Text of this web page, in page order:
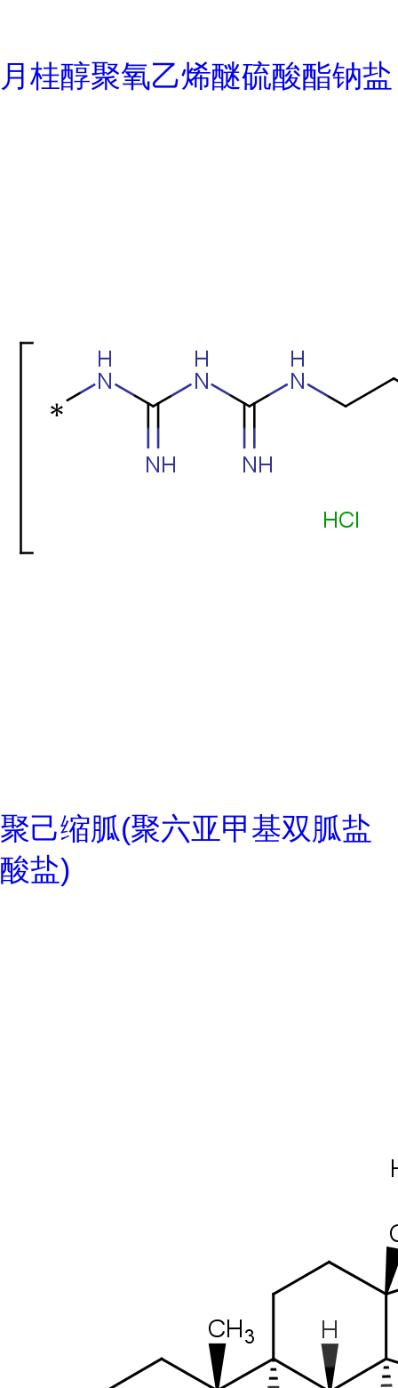
月桂醇聚氧乙烯醚硫酸酯钠盐
聚己缩胍(聚六亚甲基双胍盐
酸盐)